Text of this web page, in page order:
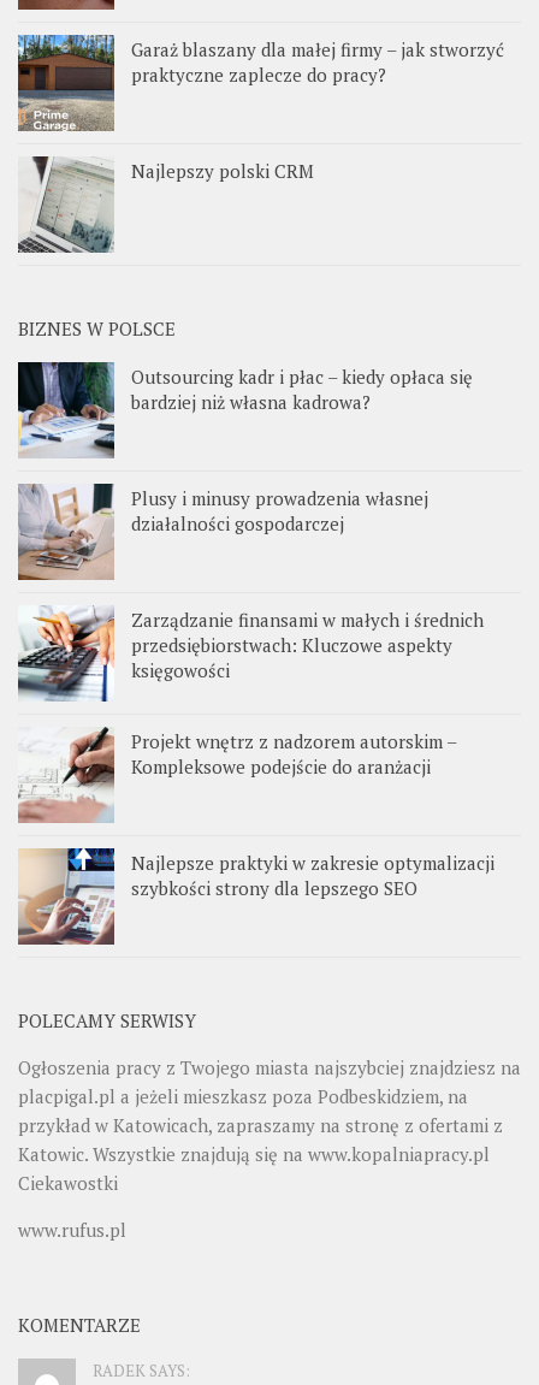
Garaż blaszany dla małej firmy – jak stworzyć
praktyczne zaplecze do pracy?
Najlepszy polski CRM
BIZNES W POLSCE
Outsourcing kadr i płac – kiedy opłaca się
bardziej niż własna kadrowa?
Plusy i minusy prowadzenia własnej
działalności gospodarczej
Zarządzanie finansami w małych i średnich
przedsiębiorstwach: Kluczowe aspekty
księgowości
Projekt wnętrz z nadzorem autorskim –
Kompleksowe podejście do aranżacji
Najlepsze praktyki w zakresie optymalizacji
szybkości strony dla lepszego SEO
POLECAMY SERWISY
Ogłoszenia pracy z Twojego miasta najszybciej znajdziesz na
placpigal.pl a jeżeli mieszkasz poza Podbeskidziem, na
przykład w Katowicach, zapraszamy na stronę z ofertami z
Katowic. Wszystkie znajdują się na www.kopalniapracy.pl
Ciekawostki
www.rufus.pl
KOMENTARZE
RADEK SAYS: